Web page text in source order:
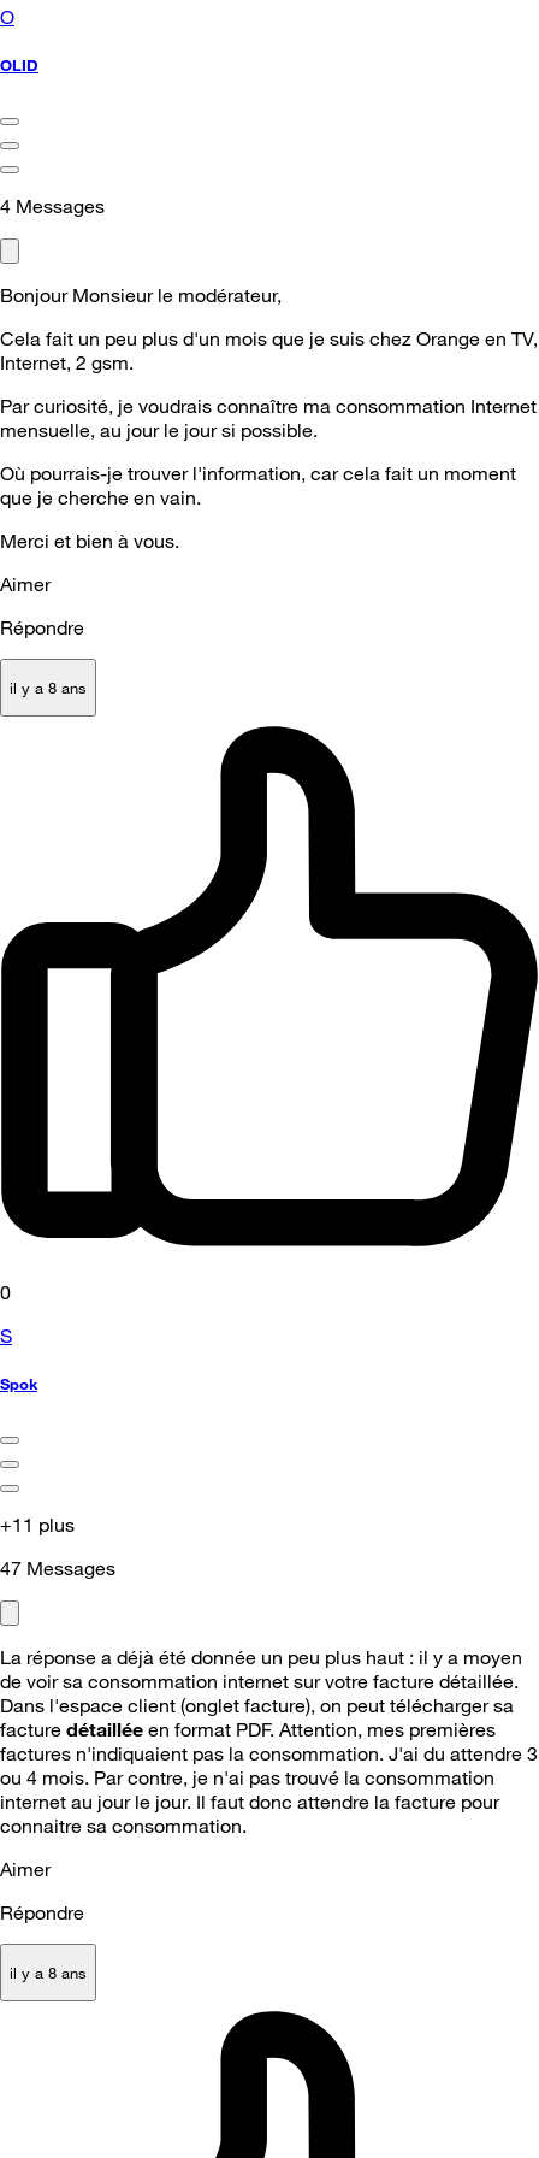
O
OLID
4 Messages
Bonjour Monsieur le modérateur,
Cela fait un peu plus d'un mois que je suis chez Orange en TV,
Internet, 2 gsm.
Par curiosité, je voudrais connaître ma consommation Internet
mensuelle, au jour le jour si possible.
Où pourrais-je trouver l'information, car cela fait un moment
que je cherche en vain.
Merci et bien à vous.
Aimer
Répondre
il y a 8 ans
0
S
Spok
+11 plus
47 Messages
La réponse a déjà été donnée un peu plus haut : il y a moyen
de voir sa consommation internet sur votre facture détaillée.
Dans l'espace client (onglet facture), on peut télécharger sa
facture détaillée en format PDF. Attention, mes premières
factures n'indiquaient pas la consommation. J'ai du attendre 3
ou 4 mois. Par contre, je n'ai pas trouvé la consommation
internet au jour le jour. Il faut donc attendre la facture pour
connaitre sa consommation.
Aimer
Répondre
il y a 8 ans